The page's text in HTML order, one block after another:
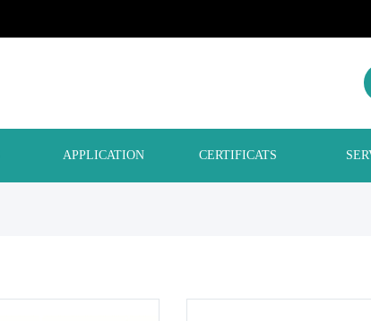
APPLICATION CERTIFICATS